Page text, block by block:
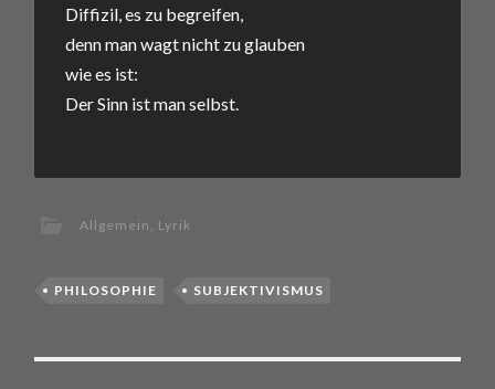
Diffizil, es zu begreifen,
denn man wagt nicht zu glauben
wie es ist:
Der Sinn ist man selbst.
Allgemein Lyrik
PHILOSOPHIE SUBJEKTIVISMUS